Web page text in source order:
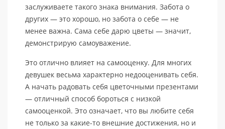
заслуживаете такого знака внимания. Забота о
других — это хорошо, но забота о себе — не
менее важна. Сама себе дарю цветы — значит,
демонстрирую самоуважение.
Это отлично влияет на самооценку. Для многих
девушек весьма характерно недооценивать себя.
А начать радовать себя цветочными презентами
— отличный способ бороться с низкой
самооценкой. Это означает, что вы любите себя
не только за какие-то внешние достижения, но и